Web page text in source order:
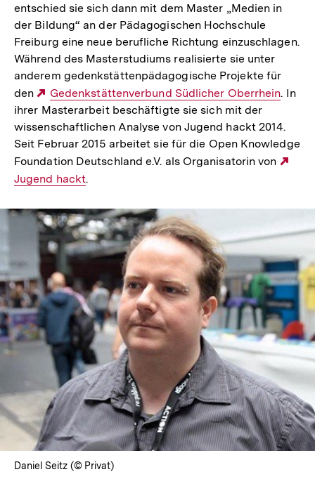
entschied sie sich dann mit dem Master „Medien in
der Bildung“ an der Pädagogischen Hochschule
Freiburg eine neue berufliche Richtung einzuschlagen.
Während des Masterstudiums realisierte sie unter
anderem gedenkstättenpädagogische Projekte für
den
Externer
Link:
Gedenkstättenverbund Südlicher Oberrhein. In
ihrer Masterarbeit beschäftigte sie sich mit der
wissenschaftlichen Analyse von Jugend hackt 2014.
Seit Februar 2015 arbeitet sie für die Open Knowledge
Foundation Deutschland e.V. als Organisatorin von
Jugend hackt.
In
Lightbox
öffnen
Daniel Seitz (© Privat)